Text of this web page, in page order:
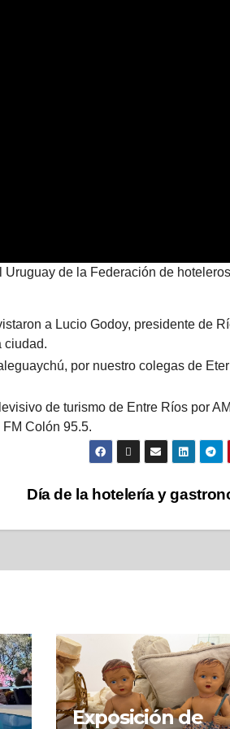
de la Federación de
a Lucio Godoy, presidente de
ciudad.
por nuestro colegas de
de turismo de Entre Ríos por
Colón 95.5.
Día de la hotelería y
Exposición de